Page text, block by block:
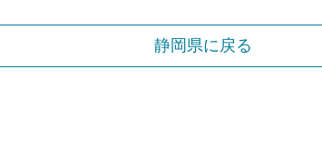
静岡県に戻る